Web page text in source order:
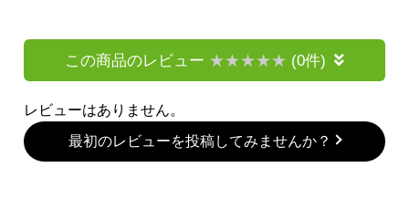
この商品のレビュー (0件)
レビューはありません。
最初のレビューを投稿してみませんか？